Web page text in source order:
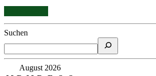
Suchen
August 2026